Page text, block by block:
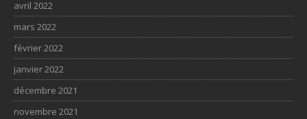
avril 2022
mars 2022
février 2022
janvier 2022
décembre 2021
novembre 2021